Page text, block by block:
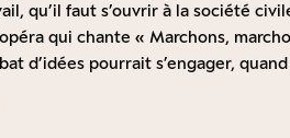
qu’il faut s’ouvrir à la société
qui chante « Marchons,
d’idées pourrait s’engager,